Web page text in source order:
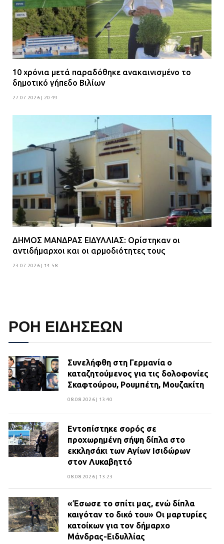
10 χρόνια μετά παραδόθηκε ανακαινισμένο το
δημοτικό γήπεδο Βιλίων
27.07.2026 | 20:49
ΔΗΜΟΣ ΜΑΝΔΡΑΣ ΕΙΔΥΛΛΙΑΣ: Ορίστηκαν οι
αντιδήμαρχοι και οι αρμοδιότητες τους
23.07.2026 | 14:58
ΡΟΗ ΕΙΔΗΣΕΩΝ
Συνελήφθη στη Γερμανία ο
καταζητούμενος για τις δολοφονίες
Σκαφτούρου, Ρουμπέτη, Μουζακίτη
08.08.2026 | 13:40
Εντοπίστηκε σορός σε
προχωρημένη σήψη δίπλα στο
εκκλησάκι των Αγίων Ισιδώρων
στον Λυκαβηττό
08.08.2026 | 13:23
«Έσωσε το σπίτι μας, ενώ δίπλα
καιγόταν το δικό του» Οι μαρτυρίες
κατοίκων για τον δήμαρχο
Μάνδρας-Ειδυλλίας